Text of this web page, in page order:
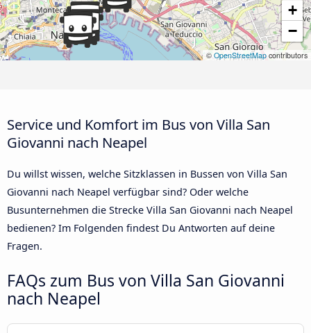
+
−
© OpenStreetMap contributors
Service und Komfort im Bus von Villa San
Giovanni nach Neapel
Du willst wissen, welche Sitzklassen in Bussen von Villa San
Giovanni nach Neapel verfügbar sind? Oder welche
Busunternehmen die Strecke Villa San Giovanni nach Neapel
bedienen? Im Folgenden findest Du Antworten auf deine
Fragen.
FAQs zum Bus von Villa San Giovanni
nach Neapel